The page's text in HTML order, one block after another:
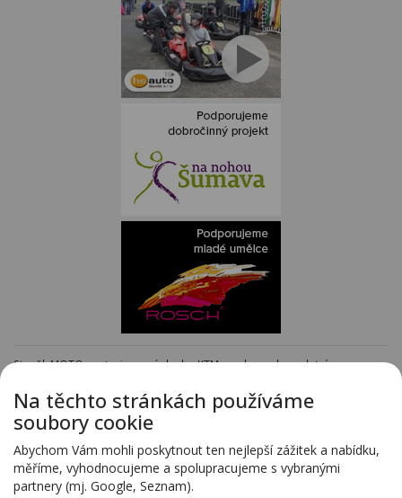
Staněk MOTO - autorizovaný dealer KTM - e-shop s kompletním
Předváděcí vozy - kompletní nabídka na specializovaných stránkách
www.predvadeci-vozy.cz
Vozy 4x4 a vozy SUV - kompletní nabídka na specializovaných stránkách
www.4x4-suv.cz
Firma HS Auto Staněk s.r.o. si vyhrazuje právo změny vyplývající z chyby
zadání.
Na těchto stránkách používáme
soubory cookie
Abychom Vám mohli poskytnout ten nejlepší zážitek a nabídku,
měříme, vyhodnocujeme a spolupracujeme s vybranými
partnery (mj. Google, Seznam).